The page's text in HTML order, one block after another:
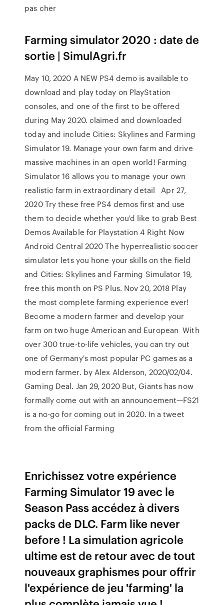
pas cher
Farming simulator 2020 : date de
sortie | SimulAgri.fr
May 10, 2020 A NEW PS4 demo is available to
download and play today on PlayStation
consoles, and one of the first to be offered
during May 2020. claimed and downloaded
today and include Cities: Skylines and Farming
Simulator 19. Manage your own farm and drive
massive machines in an open world! Farming
Simulator 16 allows you to manage your own
realistic farm in extraordinary detail Apr 27,
2020 Try these free PS4 demos first and use
them to decide whether you'd like to grab Best
Demos Available for Playstation 4 Right Now
Android Central 2020 The hyperrealistic soccer
simulator lets you hone your skills on the field
and Cities: Skylines and Farming Simulator 19,
free this month on PS Plus. Nov 20, 2018 Play
the most complete farming experience ever!
Become a modern farmer and develop your
farm on two huge American and European With
over 300 true-to-life vehicles, you can try out
one of Germany's most popular PC games as a
modern farmer. by Alex Alderson, 2020/02/04.
Gaming Deal. Jan 29, 2020 But, Giants has now
formally come out with an announcement—FS21
is a no-go for coming out in 2020. In a tweet
from the official Farming
Enrichissez votre expérience
Farming Simulator 19 avec le
Season Pass accédez à divers
packs de DLC. Farm like never
before ! La simulation agricole
ultime est de retour avec de tout
nouveaux graphismes pour offrir
l'expérience de jeu 'farming' la